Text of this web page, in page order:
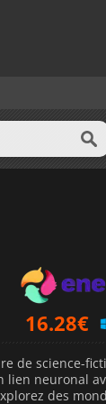
16.28€
de science-
lien neuronal
des